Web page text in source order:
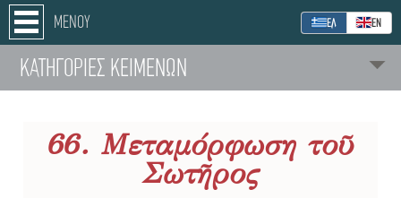
ΜΕΝΟΥ ΕΛ ΕΝ
ΚΑΤΗΓΟΡΙΕΣ ΚΕΙΜΕΝΩΝ
66. Μεταμόρφωση τοῦ
Σωτῆρος